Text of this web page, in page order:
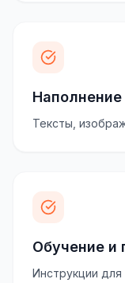
Тексты,
Обучение и
Инструкции для